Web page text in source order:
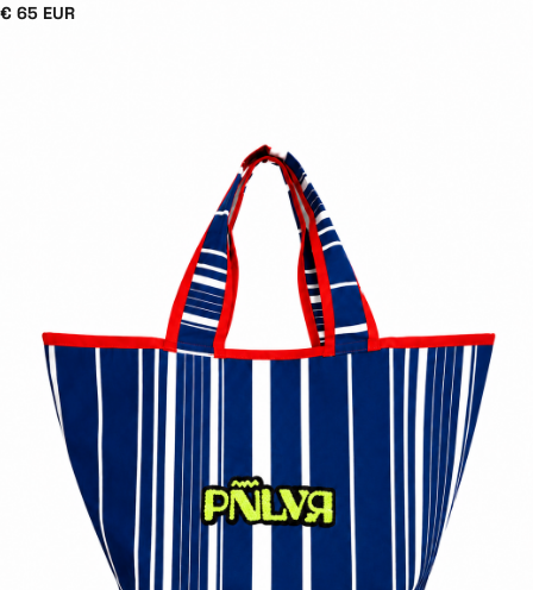
€ 65 EUR